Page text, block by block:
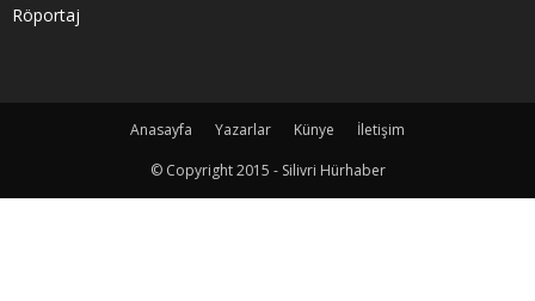
Röportaj
Anasayfa Yazarlar Künye
İletişim
© Copyright 2015 - Silivri Hürhaber